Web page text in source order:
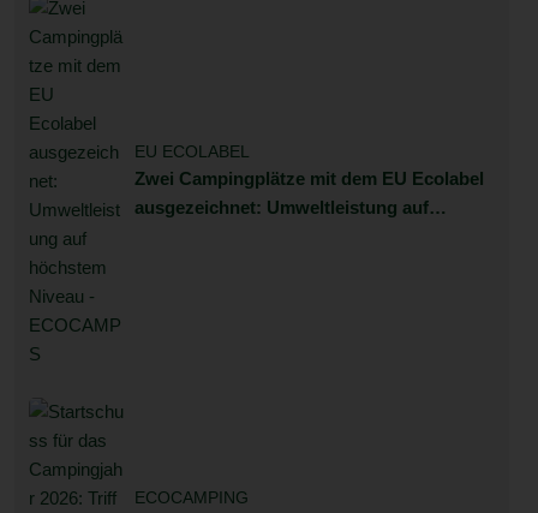
EU ECOLABEL
Zwei Campingplätze mit dem EU Ecolabel
ausgezeichnet: Umweltleistung auf
ECOCAMPING